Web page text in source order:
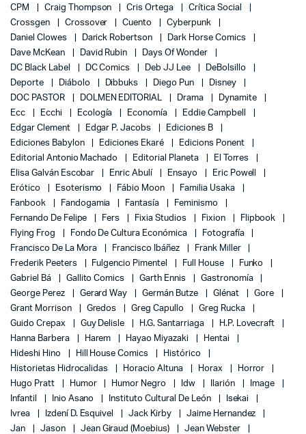
CPM
Craig Thompson Cris Ortega
Crítica Social
Crossgen
Crossover Cuento
Cyberpunk
Daniel Clowes
Darick Robertson
Dark Horse Comics
Dave McKean
David Rubin
Days Of Wonder
DC Black Label
DC Comics Deb JJ Lee
DeBolsillo
Deporte
Diábolo Dibbuks Diego Pun
Disney
DOC PASTOR
DOLMEN EDITORIAL Drama
Dynamite
Ecc
Ecchi Ecología Economía
Eddie Campbell
Edgar Clement
Edgar P. Jacobs
Ediciones B
Ediciones Babylon
Ediciones Ekaré
Edicions Ponent
Editorial Antonio Machado
Editorial Planeta
El Torres
Elisa Galván Escobar
Enric Abulí Ensayo
Eric Powell
Erótico
Esoterismo Fábio Moon
Familia Usaka
Fanbook
Fandogamia Fantasía
Feminismo
Fernando De Felipe
Fers Fixia Studios Fixion
Flipbook
Flying Frog
Fondo De Cultura Económica
Fotografía
Francisco De La Mora
Francisco Ibáñez
Frank Miller
Frederik Peeters
Fulgencio Pimentel Full House
Funko
Gabriel Bá
Gallito Comics Garth Ennis
Gastronomía
George Perez
Gerard Way Germán Butze Glénat
Gore
Grant Morrison
Gredos Greg Capullo
Greg Rucka
Guido Crepax
Guy Delisle H.G. Santarriaga
H.P. Lovecraft
Hanna Barbera
Harem Hayao Miyazaki
Hentai
Hideshi Hino
Hill House Comics
Histórico
Historietas Hidrocalidas
Horacio Altuna Horax
Horror
Hugo Pratt
Humor Humor Negro Idw Ilarión
Image
Infantil
Inio Asano Instituto Cultural De León
Isekai
Ivrea
Izdení D. Esquivel Jack Kirby
Jaime Hernandez
Jan
Jason Jean Giraud (Moebius)
Jean Webster